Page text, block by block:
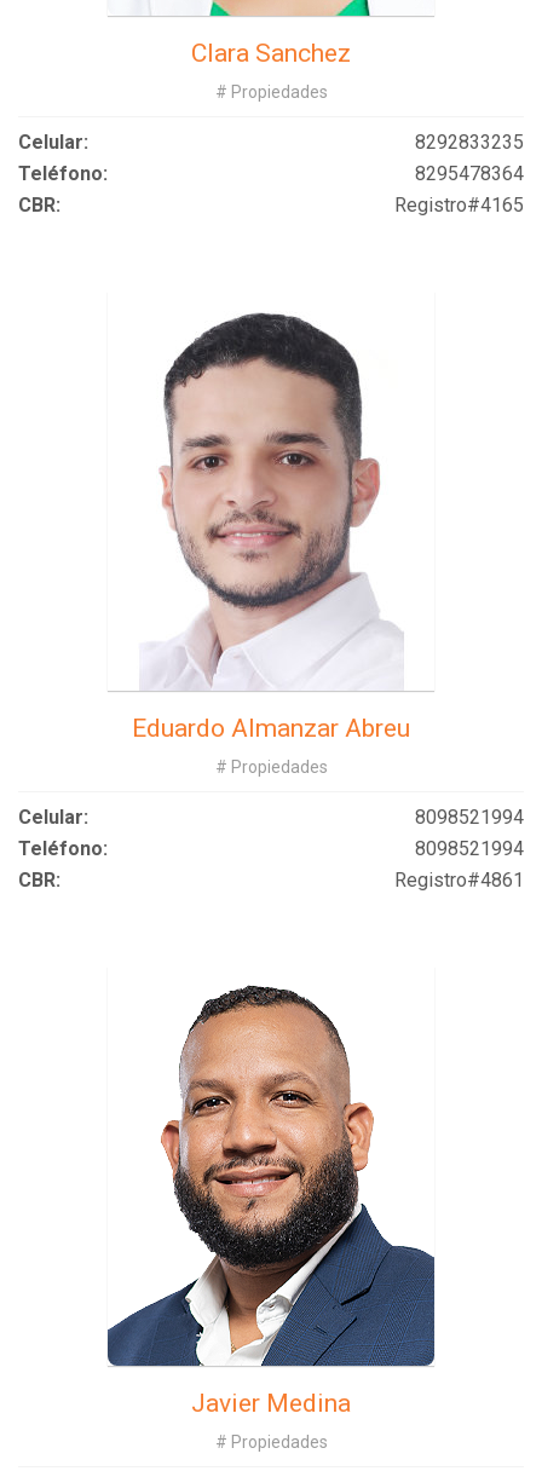
Clara Sanchez
# Propiedades
Celular:
8292833235
Teléfono:
8295478364
CBR:
Registro#4165
Eduardo Almanzar Abreu
# Propiedades
Celular:
8098521994
Teléfono:
8098521994
CBR:
Registro#4861
Javier Medina
# Propiedades